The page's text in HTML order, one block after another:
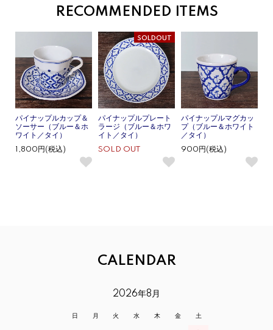
RECOMMENDED ITEMS
パイナップルカップ＆
ソーサー（ブルー＆ホ
ワイト／タイ）
1,800円(税込)
SOLDOUT
パイナップルプレート
ラージ（ブルー＆ホワ
イト／タイ）
SOLD OUT
パイナップルマグカッ
プ（ブルー＆ホワイト
／タイ）
900円(税込)
CALENDAR
2026年8月
日 月 火 水 木 金 土